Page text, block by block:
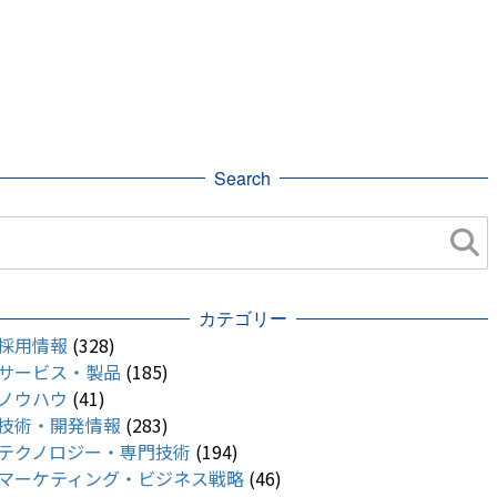
Search
カテゴリー
用情報 (328)
ービス・製品 (185)
ウハウ (41)
術・開発情報 (283)
クノロジー・専門技術 (194)
ーケティング・ビジネス戦略 (46)